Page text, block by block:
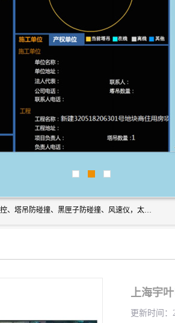
上海宇叶电子科技有限公司是吊钩视频监控、升降机监控、卸料平台监控、塔吊防碰撞、黑匣子防碰撞、风速仪，太阳能障碍灯安全提示灯等一系列升降机的常用配件产品专业研发生产加工的公司，拥有完整、科学的质量管理体系。
上海宇
更新时间